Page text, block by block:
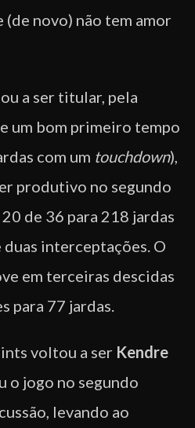
(de novo) não tem amor
a ser titular, pela
um bom primeiro tempo
com um touchdown),
produtivo no segundo
de 36 para 218 jardas
interceptações. O
em terceiras descidas
para 77 jardas.
voltou a ser Kendre
o jogo no segundo
levando ao